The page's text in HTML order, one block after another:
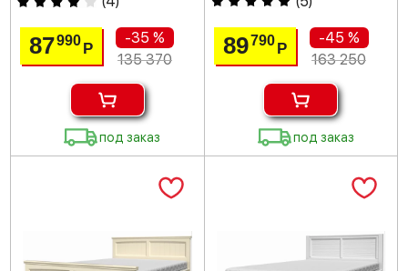
87990Р
-35 %
135 370
под заказ
89790 Р
-45 %
163 250
под заказ